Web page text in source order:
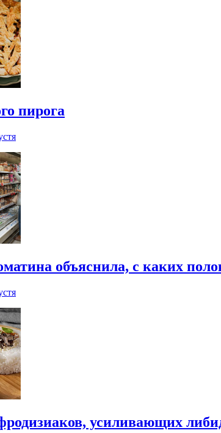
пирога
объяснила, с каких
усиливающих